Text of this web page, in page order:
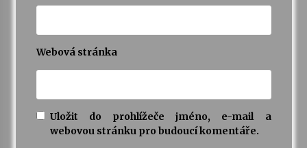
Webová stránka
Uložit do prohlížeče jméno, e-mail a
webovou stránku pro budoucí komentáře.